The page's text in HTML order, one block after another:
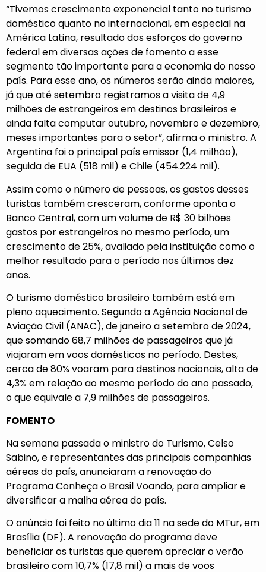
“Tivemos crescimento exponencial tanto no turismo
doméstico quanto no internacional, em especial na
América Latina, resultado dos esforços do governo
federal em diversas ações de fomento a esse
segmento tão importante para a economia do nosso
país. Para esse ano, os números serão ainda maiores,
já que até setembro registramos a visita de 4,9
milhões de estrangeiros em destinos brasileiros e
ainda falta computar outubro, novembro e dezembro,
meses importantes para o setor”, afirma o ministro. A
Argentina foi o principal país emissor (1,4 milhão),
seguida de EUA (518 mil) e Chile (454.224 mil).
Assim como o número de pessoas, os gastos desses
turistas também cresceram, conforme aponta o
Banco Central, com um volume de R$ 30 bilhões
gastos por estrangeiros no mesmo período, um
crescimento de 25%, avaliado pela instituição como o
melhor resultado para o período nos últimos dez
anos.
O turismo doméstico brasileiro também está em
pleno aquecimento. Segundo a Agência Nacional de
Aviação Civil (ANAC), de janeiro a setembro de 2024,
que somando 68,7 milhões de passageiros que já
viajaram em voos domésticos no período. Destes,
cerca de 80% voaram para destinos nacionais, alta de
4,3% em relação ao mesmo período do ano passado,
o que equivale a 7,9 milhões de passageiros.
FOMENTO
Na semana passada o ministro do Turismo, Celso
Sabino, e representantes das principais companhias
aéreas do país, anunciaram a renovação do
Programa Conheça o Brasil Voando, para ampliar e
diversificar a malha aérea do país.
O anúncio foi feito no último dia 11 na sede do MTur, em
Brasília (DF). A renovação do programa deve
beneficiar os turistas que querem apreciar o verão
brasileiro com 10,7% (17,8 mil) a mais de voos